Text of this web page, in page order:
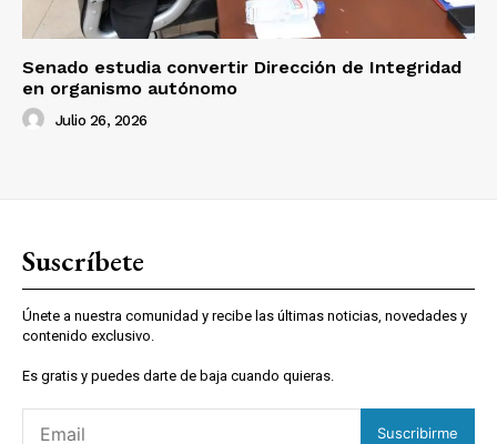
Senado estudia convertir Dirección de Integridad
en organismo autónomo
Julio 26, 2026
Suscríbete
Únete a nuestra comunidad y recibe las últimas noticias, novedades y
contenido exclusivo.
Es gratis y puedes darte de baja cuando quieras.
Suscribirme